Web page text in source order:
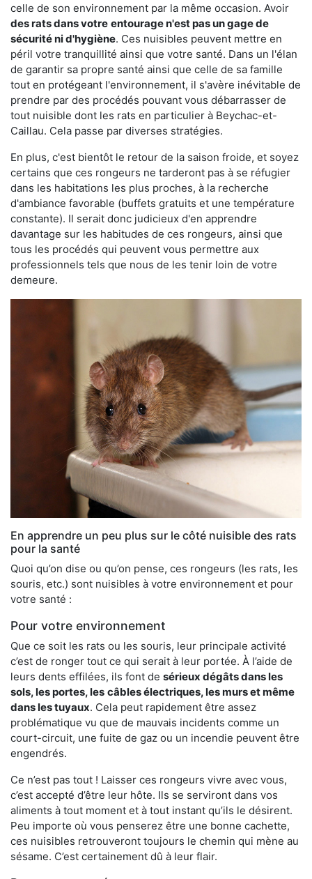
celle de son environnement par la même occasion. Avoir
des rats dans votre entourage n'est pas un gage de
sécurité ni d'hygiène. Ces nuisibles peuvent mettre en
péril votre tranquillité ainsi que votre santé. Dans un l'élan
de garantir sa propre santé ainsi que celle de sa famille
tout en protégeant l'environnement, il s'avère inévitable de
prendre par des procédés pouvant vous débarrasser de
tout nuisible dont les rats en particulier à Beychac-et-
Caillau. Cela passe par diverses stratégies.
En plus, c'est bientôt le retour de la saison froide, et soyez
certains que ces rongeurs ne tarderont pas à se réfugier
dans les habitations les plus proches, à la recherche
d'ambiance favorable (buffets gratuits et une température
constante). Il serait donc judicieux d'en apprendre
davantage sur les habitudes de ces rongeurs, ainsi que
tous les procédés qui peuvent vous permettre aux
professionnels tels que nous de les tenir loin de votre
demeure.
En apprendre un peu plus sur le côté nuisible des rats
pour la santé
Quoi qu’on dise ou qu’on pense, ces rongeurs (les rats, les
souris, etc.) sont nuisibles à votre environnement et pour
votre santé :
Pour votre environnement
Que ce soit les rats ou les souris, leur principale activité
c’est de ronger tout ce qui serait à leur portée. À l’aide de
leurs dents effilées, ils font de sérieux dégâts dans les
sols, les portes, les câbles électriques, les murs et même
dans les tuyaux. Cela peut rapidement être assez
problématique vu que de mauvais incidents comme un
court-circuit, une fuite de gaz ou un incendie peuvent être
engendrés.
Ce n’est pas tout ! Laisser ces rongeurs vivre avec vous,
c’est accepté d’être leur hôte. Ils se serviront dans vos
aliments à tout moment et à tout instant qu’ils le désirent.
Peu importe où vous penserez être une bonne cachette,
ces nuisibles retrouveront toujours le chemin qui mène au
sésame. C’est certainement dû à leur flair.